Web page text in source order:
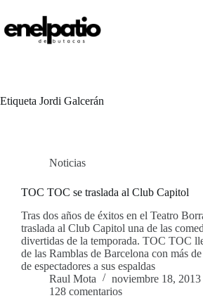
contenido
Etiqueta Jordi Galcerán
Noticias
TOC TOC se traslada al Club Capitol
Tras dos años de éxitos en el Teatro
traslada al Club Capitol una de las
divertidas de la temporada. TOC TOC
de las Ramblas de Barcelona con más
de espectadores a sus espaldas
Raul Mota
noviembre 18, 2013
128 comentarios